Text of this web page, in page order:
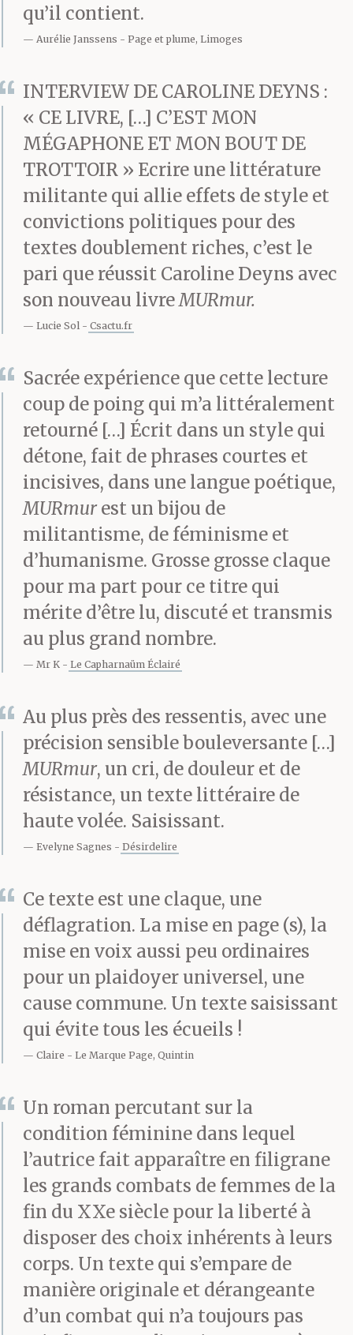
craquer dans un bruit
sec de branches mortes.
Pour l’instant, je
cherche désespérément
l’air. Ne sais plus où
respirer sauf dans mes
yeux fermés. Le souffle
manque. La voix
chancelle. Ma voix
d’insecte. Nuisible.
qu’il contient.
Aurélie Janssens Page et plume, Limoges
INTERVIEW DE CAROLINE DEYNS :
« CE LIVRE, […] C’EST MON
MÉGAPHONE ET MON BOUT DE
TROTTOIR » Ecrire une littérature
militante qui allie effets de style et
convictions politiques pour des
textes doublement riches, c’est le
pari que réussit Caroline Deyns avec
son nouveau livreMURmur.
Lucie Sol Csactu.fr
Sacrée expérience que cette lecture
coup de poing qui m’a littéralement
retourné […] Écrit dans un style qui
détone, fait de phrases courtes et
incisives, dans une langue poétique,
MURmurest un bijou de
militantisme, de féminisme et
d’humanisme. Grosse grosse claque
pour ma part pour ce titre qui
mérite d’être lu, discuté et transmis
au plus grand nombre.
Mr K Le Capharnaüm Éclairé
Au plus près des ressentis, avec une
précision sensible bouleversante […]
MURmur, un cri, de douleur et de
résistance, un texte littéraire de
haute volée. Saisissant.
Evelyne Sagnes Désirdelire
Ce texte est une claque, une
déflagration. La mise en page (s), la
mise en voix aussi peu ordinaires
pour un plaidoyer universel, une
cause commune. Un texte saisissant
qui évite tous les écueils !
Claire Le Marque Page, Quintin
Un roman percutant sur la
condition féminine dans lequel
l’autrice fait apparaître en filigrane
les grands combats de femmes de la
fin du XXe siècle pour la liberté à
disposer des choix inhérents à leurs
corps. Un texte qui s’empare de
manière originale et dérangeante
d’un combat qui n’a toujours pas